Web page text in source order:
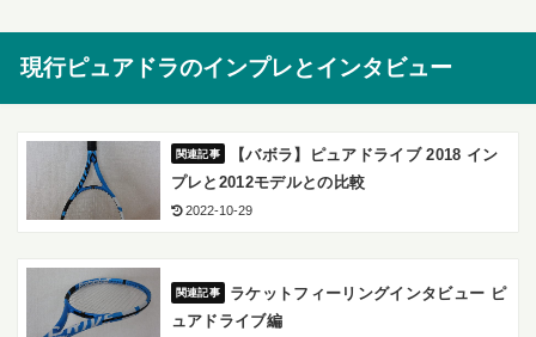
現行ピュアドラのインプレとインタビュー
【バボラ】ピュアドライブ 2018 イン
プレと2012モデルとの比較
2022-10-29
ラケットフィーリングインタビュー ピ
ュアドライブ編